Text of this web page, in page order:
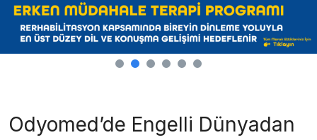
Odyomed’de Engelli Dünyadan